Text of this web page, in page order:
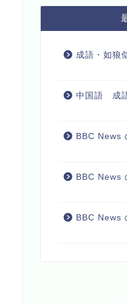
成語・如狼
中国語 成
BBC News
BBC News
BBC News